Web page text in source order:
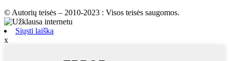
© Autorių teisės – 2010-2023 : Visos teisės saugomos.
Siųsti laišką
x